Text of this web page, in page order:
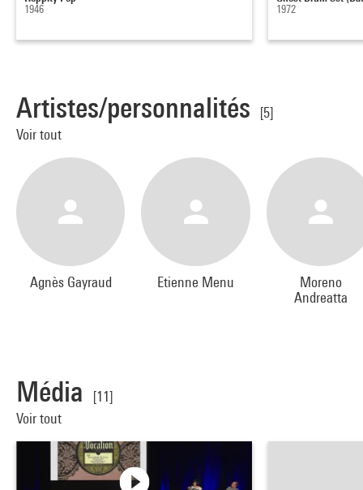
1946 1972
Artistes/personnalités
[5]
Voir tout
Agnès Gayraud Etienne Menu
Moreno
Andreatta
Média
[11]
Voir tout